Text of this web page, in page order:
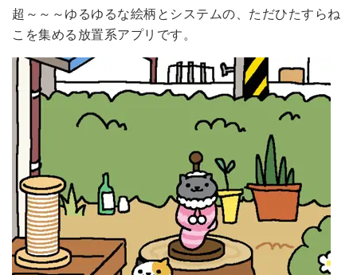
超～～～ゆるゆるな絵柄とシステムの、ただひたすらね
こを集める放置系アプリです。